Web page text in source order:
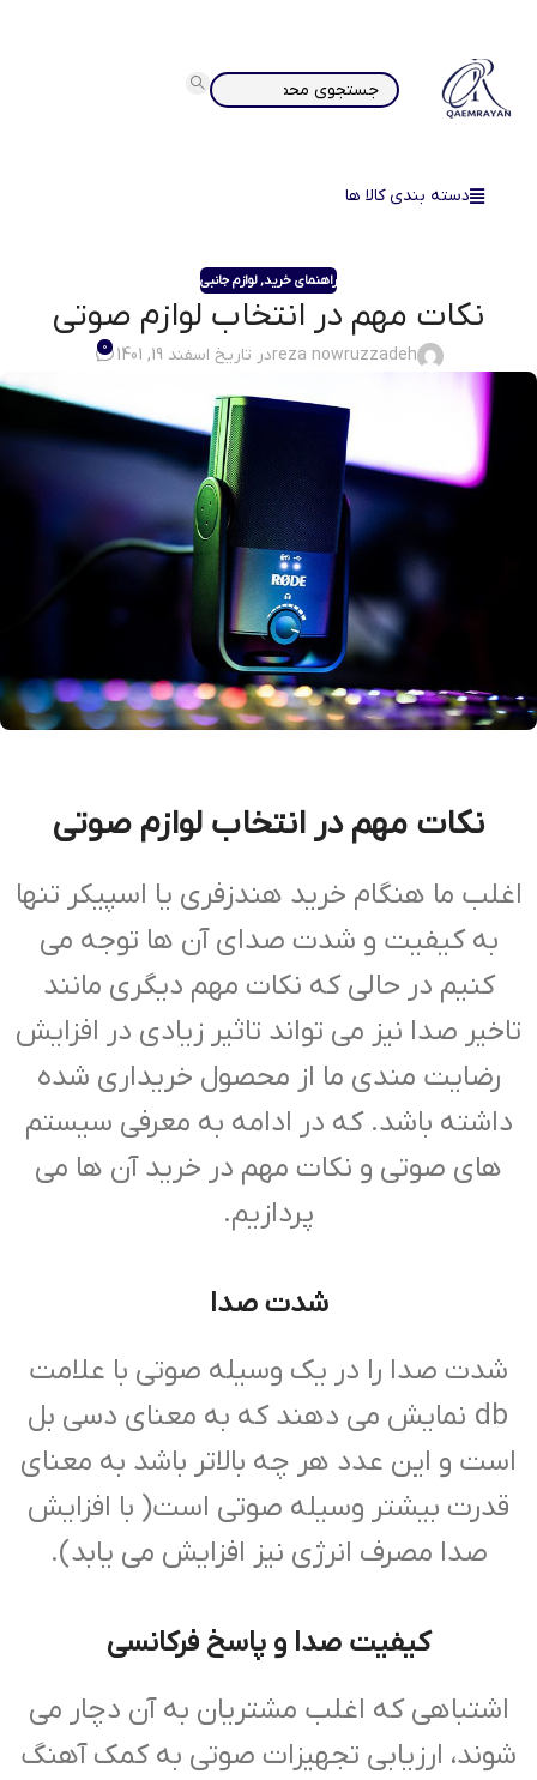
دسته بندی کالا ها
راهنمای خرید,لوازم جانبی
نکات مهم در انتخاب لوازم صوتی
reza nowruzzadehدر تاریخ اسفند 19, 1401 0
نکات مهم در انتخاب لوازم صوتی
اغلب ما هنگام خرید هندزفری یا اسپیکر تنها
به کیفیت و شدت صدای آن ها توجه می
کنیم در حالی که نکات مهم دیگری مانند
تاخیر صدا نیز می تواند تاثیر زیادی در افزایش
رضایت مندی ما از محصول خریداری شده
داشته باشد. که در ادامه به معرفی سیستم
های صوتی و نکات مهم در خرید آن ها می
پردازیم.
شدت صدا
شدت صدا را در یک وسیله صوتی با علامت
db نمایش می دهند که به معنای دسی بل
است و این عدد هر چه بالاتر باشد به معنای
قدرت بیشتر وسیله صوتی است( با افزایش
صدا مصرف انرژی نیز افزایش می یابد).
کیفیت صدا و پاسخ فرکانسی
اشتباهی که اغلب مشتریان به آن دچار می
شوند، ارزیابی تجهیزات صوتی به کمک آهنگ